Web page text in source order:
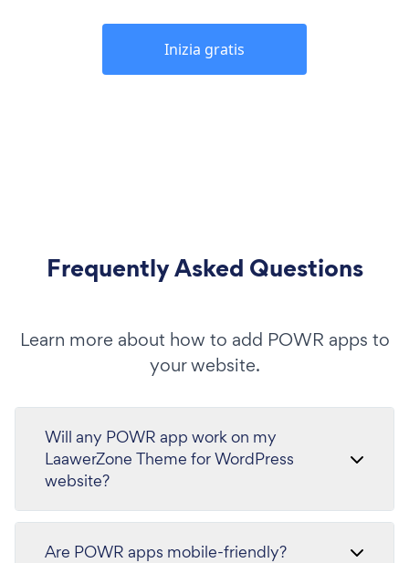
Inizia gratis
Frequently Asked Questions
Learn more about how to add POWR apps to
your website.
Will any POWR app work on my
LaawerZone Theme for WordPress
website?
Are POWR apps mobile-friendly?